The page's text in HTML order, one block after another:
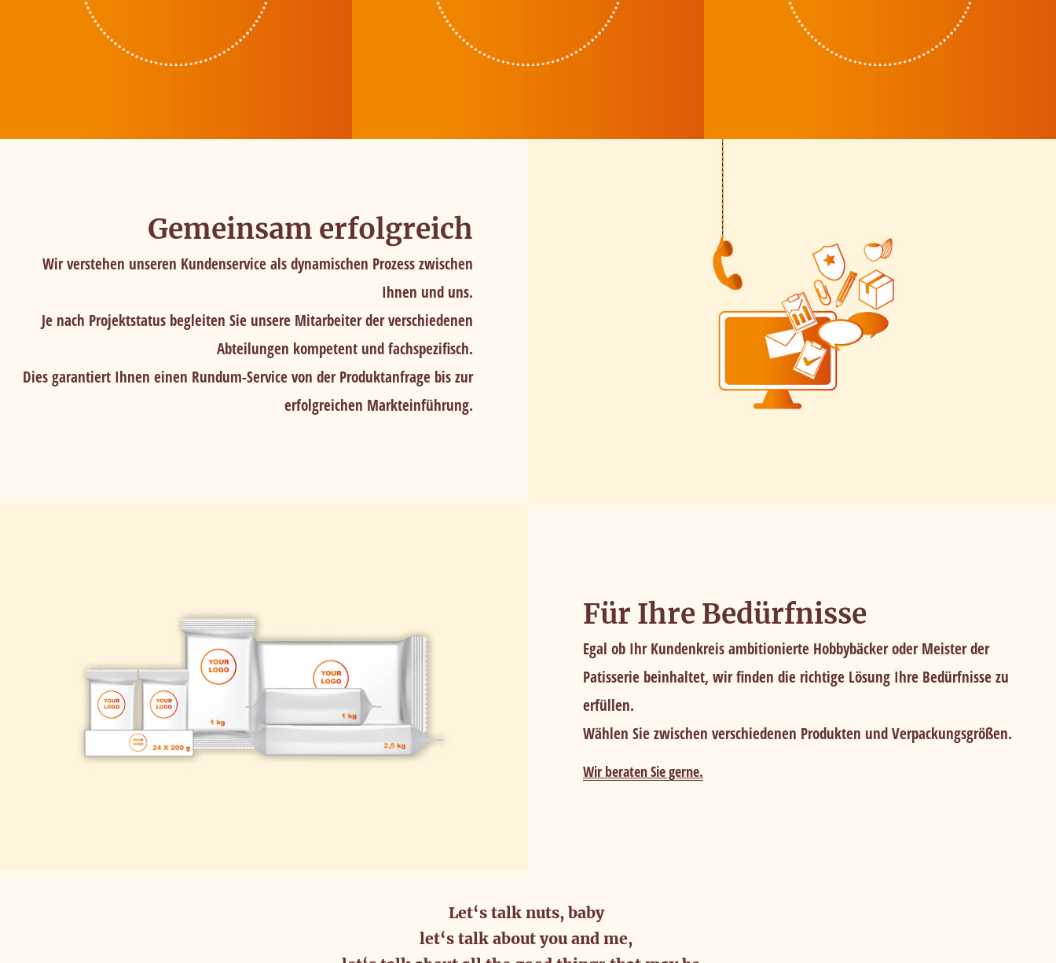
Gemeinsam erfolgreich
Wir verstehen unseren Kundenservice als dynamischen Prozess zwischen
Ihnen und uns.
Je nach Projektstatus begleiten Sie unsere Mitarbeiter der verschiedenen
Abteilungen kompetent und fachspezifisch.
Dies garantiert Ihnen einen Rundum-Service von der Produktanfrage bis zur
erfolgreichen Markteinführung.
Für Ihre Bedürfnisse
Egal ob Ihr Kundenkreis ambitionierte Hobbybäcker oder Meister der
Patisserie beinhaltet, wir finden die richtige Lösung Ihre Bedürfnisse zu
erfüllen.
Wählen Sie zwischen verschiedenen Produkten und Verpackungsgrößen.
Wir beraten Sie gerne.
Let‘s talk nuts, baby
let‘s talk about you and me,
Alle Akzeptieren Konfigurieren